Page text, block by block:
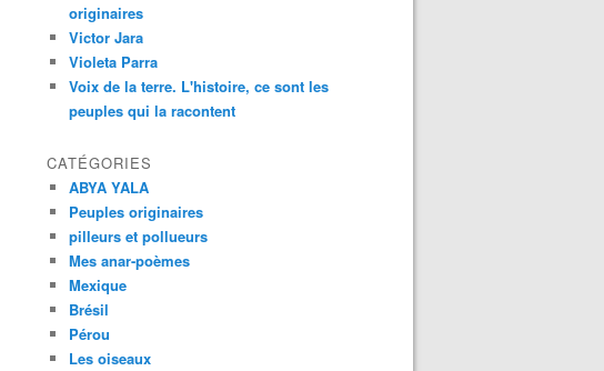
originaires
Victor Jara
Violeta Parra
Voix de la terre. L'histoire, ce sont les
peuples qui la racontent
CATÉGORIES
ABYA YALA
Peuples originaires
pilleurs et pollueurs
Mes anar-poèmes
Mexique
Brésil
Pérou
Les oiseaux